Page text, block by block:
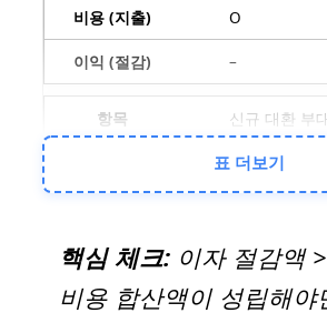
O
–
신규 대환 부
O
총 이자 절감액
–
표 더보기
핵심 체크: 이자 절감액
비용 합산액이 성립해야